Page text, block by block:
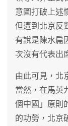
意圖打破上述
但遭到北京反
有說是陳水扁
次沒有代表出
由此可見，北
當然，在馬英
個中國」原則
的功勞，北京